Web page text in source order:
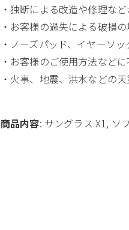
・独断による改造や修理な
・お客様の過失による破損
・ノーズパッド、イヤーソ
・お客様のご使用方法など
・火事、地震、洪水などの
商品内容: サングラス X1, ソ